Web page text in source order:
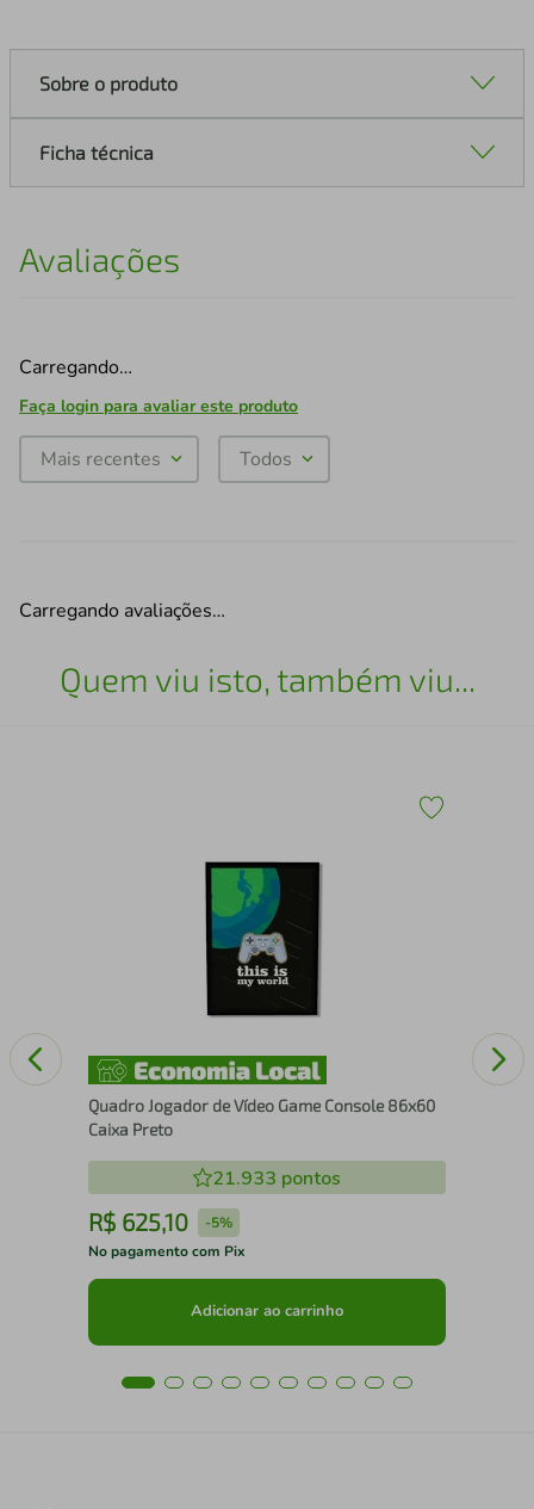
Sobre o produto
Ficha técnica
Avaliações
Carregando…
Faça login para avaliar este produto
Mais recentes Todos
Carregando avaliações…
Quem viu isto, também viu...
Quadro Jogador de Vídeo Game Console 86x60
Caixa Preto
21.933 pontos
R$ 625,10 -5%
No pagamento com Pix
Adicionar ao carrinho